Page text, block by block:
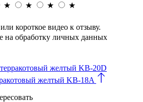
★ ★ ★
★
короткое видео к отзыву.
на обработку личных данных
желтый KB-20D
желтый KB-18A